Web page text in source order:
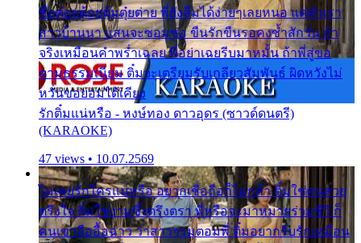
ชื่อต๋อยต้อยตุ้มตุ๋ยต่าย พี่ยังลืมได้ง่ายๆเลยหนอ แค่ตัวเรา
สาวบ้านนา แสนจะซอมซ่อ ขืนรักขืนรอคงช้ำสักวัน ถ้า
จริงเหมือนคำพร่ำเฉลย พี่อย่าเฉยรีบมาหมั้น ถ้าพี่สู่ขอ
ตามธรรมเนียม ติ๋มจะเตรียมรับเกลียวสัมพันธ์ ผิดหวังไม่
หวั่นขอยอมได้เคียง
รักติ๋มแน่หรือ - หงษ์ทอง ดาวอุดร (ซาวด์ดนตรี)
(KARAOKE)
47 views • 10.07.2569
ไม่เคยรักใครแน่หรือ อยากเชื่อถือก็ไม่กล้า ติ๋มใช่คนสวย
ตรึงใจ ติ๋มใช่งามซึ้งตรึงตรา พี่หรือจะมาหมายร่วมชีวี ก็
คนเขาลืออื้อฉาว ว่าสาวๆรุมตอมพี่ ติ๋มอยากรับรักเหมือน